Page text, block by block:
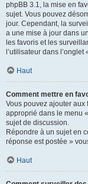
phpBB 3.1, la mise en
sujet. Vous pouvez
jour. Cependant, la
a une mise à jour dans
les favoris et les
l’utilisateur dans
Haut
Comment mettre en
Vous pouvez ajouter
approprié dans le menu
sujet de discussion.
Répondre à un sujet en
réponse est postée »
Haut